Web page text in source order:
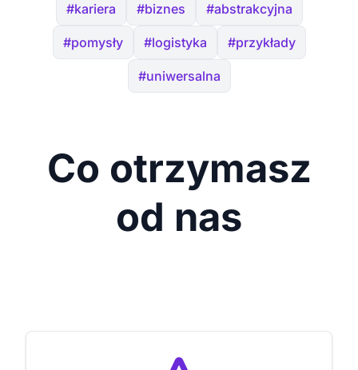
#kariera #biznes #abstrakcyjna
#pomysły #logistyka #przykłady
#uniwersalna
Co otrzymasz
od nas